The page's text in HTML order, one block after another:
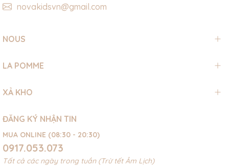
novakidsvn@gmail.com
NOUS
LA POMME
XẢ KHO
ĐĂNG KÝ NHẬN TIN
MUA ONLINE (08:30 - 20:30)
0917.053.073
Tất cả các ngày trong tuần (Trừ tết Âm Lịch)